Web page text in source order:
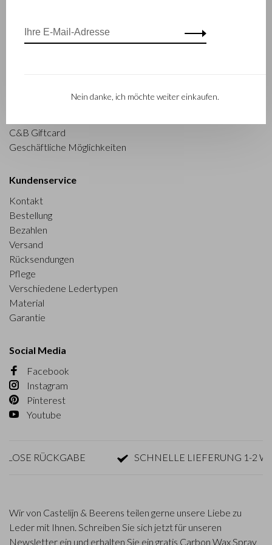
Castelijn & Beerens
C&B und nachhaltiges
C&B Giftcard
Geschäftliche Möglichkeiten
Kollektionen
Kundenservice
Kontakt
Bestellung
Bezahlen
Versand
Rücksendungen
Pflege
Verschiedene Ledertypen
Material
Garantie
Social Media
Facebook
Instagram
Pinterest
Youtube
RÜCKGABE SCHNELLE LIEFERUNG 1-2
Wir von Castelijn & Beerens teilen gerne unsere Liebe zu
Leder mit Ihnen. Schreiben Sie sich jetzt für unseren
Newsletter ein und erhalten Sie ein gratis Carbon Wax Spray
Nein danke, ich möchte weiter einkaufen.